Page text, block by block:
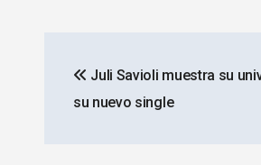
de
Juli Savioli muestra su
su nuevo single